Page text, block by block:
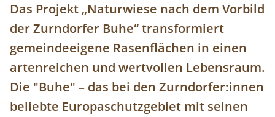
Das Projekt „Naturwiese nach dem Vorbild
der Zurndorfer Buhe“ transformiert
gemeindeeigene Rasenflächen in einen
artenreichen und wertvollen Lebensraum.
Die "Buhe" – das bei den Zurndorfer:innen
beliebte Europaschutzgebiet mit seinen